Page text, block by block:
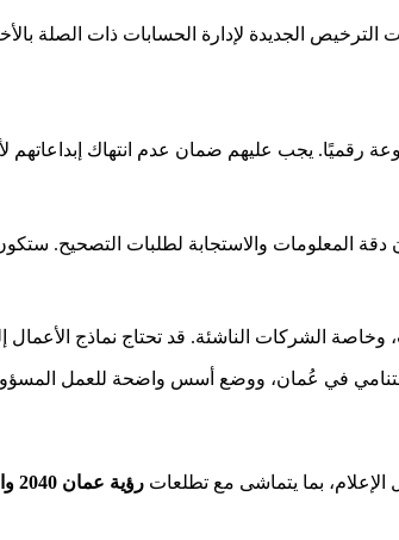
الجديدة لإدارة الحسابات ذات الصلة
رقميًا. يجب عليهم ضمان عدم انتهاك إبداعاتهم
المعلومات والاستجابة لطلبات التصحيح.
الشركات الناشئة. قد تحتاج نماذج الأعمال
في عُمان، ووضع أسس واضحة للعمل
بما يتماشى مع تطلعات رؤية عمان 2040 والإعلام